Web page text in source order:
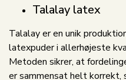
Talalay latex
Talalay er en unik
latexpuder i allerhøjeste
Metoden sikrer, at
er sammensat helt korrekt,